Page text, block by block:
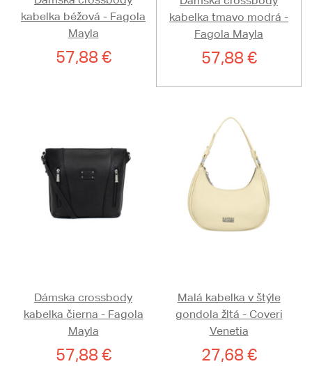
kabelka béžová - Fagola
Mayla
57,88 €
kabelka tmavo modrá -
Fagola Mayla
57,88 €
Dámska crossbody
kabelka čierna - Fagola
Mayla
57,88 €
Malá kabelka v štýle
gondola žltá - Coveri
Venetia
27,68 €